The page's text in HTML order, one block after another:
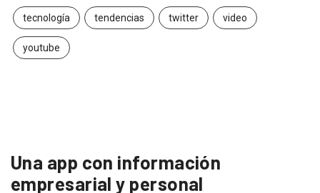
tecnología tendencias twitter video
youtube
Una app con información
empresarial y personal